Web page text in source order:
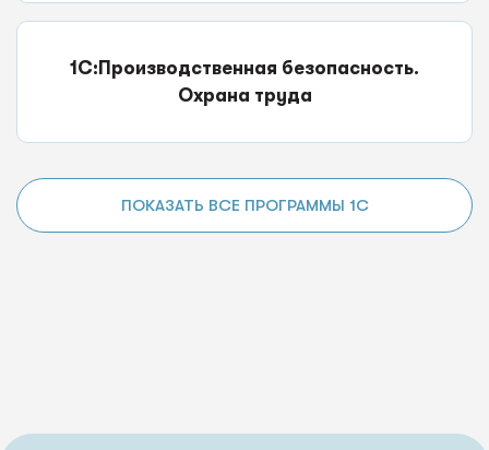
1С:Производственная безопасность.
Охрана труда
ПОКАЗАТЬ ВСЕ ПРОГРАММЫ 1С